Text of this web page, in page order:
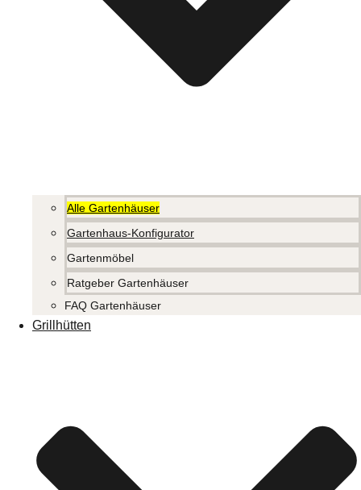
Alle Gartenhäuser
Gartenhaus-Konfigurator
Gartenmöbel
Ratgeber Gartenhäuser
FAQ Gartenhäuser
Grillhütten